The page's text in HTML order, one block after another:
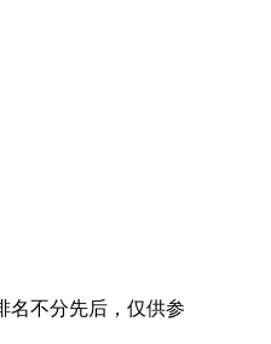
名不分先后，仅供参